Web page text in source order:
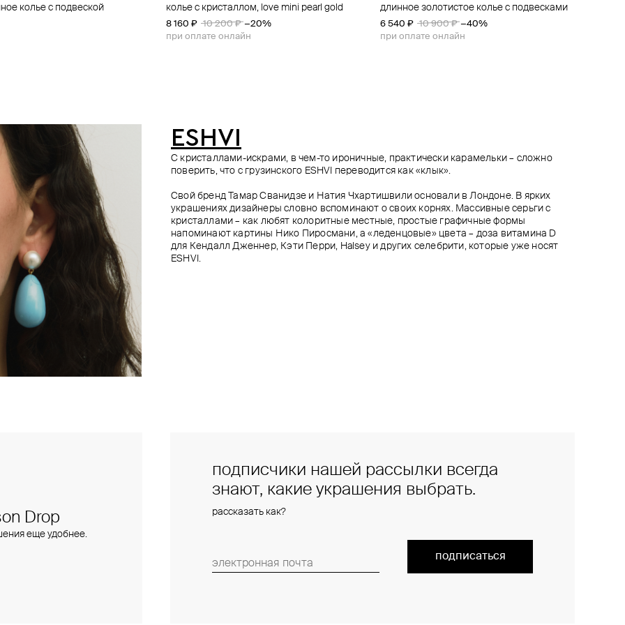
колье с подвеской
колье с кристаллом, love mini pearl gold
8 160 ₽ 10 200 ₽ −20%
при оплате онлайн
длинное золотистое колье с подвесками
6 540 ₽ 10 900 ₽ −40%
при оплате онлайн
кулон «аполлон»
550 ₽
онлайн
золотистое колье из зеленого матового
жемчуга майорка с сердцем "роскошное
сердце"
12 800 ₽
золотистое колье из бежевого матового
жемчуга майорка с сердцем "роскошное
сердце"
12 800 ₽
elle c кварцем цвета
позолоченное колье с подвеской-
медальоном
10 200 ₽
колье «десерт» из керамики и
натуральных камней
8 400 ₽ 10 500 ₽ −20%
цепочка с подвеской-
позолоченное колье из серебра с
цитрином и сердоликом
8 820 ₽ 9 800 ₽ −10%
двойное колье из нефрита
11 600 ₽
ESHVI
С кристаллами-искрами, в чем-то ироничные, практически карамельки – сложно
поверить, что с грузинского ESHVI переводится как «клык».
Свой бренд Тамар Сванидзе и Натия Чхартишвили основали в Лондоне. В ярких
украшениях дизайнеры словно вспоминают о своих корнях. Массивные серьги с
кристаллами – как любят колоритные местные, простые графичные формы
напоминают картины Нико Пиросмани, а «леденцовые» цвета – доза витамина D
для Кендалл Дженнер, Кэти Перри, Halsey и других селебрити, которые уже носят
ESHVI.
подписчики нашей рассылки всегда
знают, какие украшения выбрать.
рассказать как?
подписаться
Drop
еще удобнее.